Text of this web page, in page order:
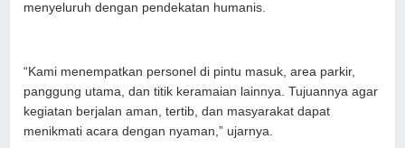
menyeluruh dengan pendekatan humanis.
“Kami menempatkan personel di pintu masuk, area parkir,
panggung utama, dan titik keramaian lainnya. Tujuannya agar
kegiatan berjalan aman, tertib, dan masyarakat dapat
menikmati acara dengan nyaman,” ujarnya.